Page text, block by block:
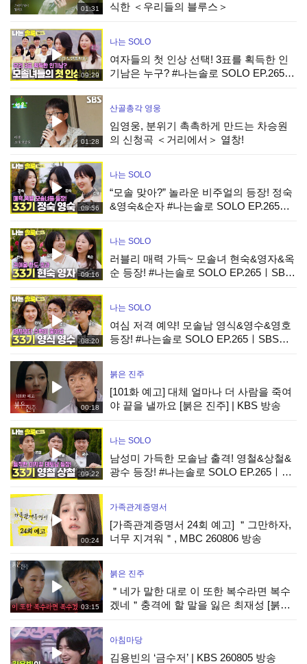
01:31
식한 ＜우리들의 블루스＞
09:29
나는 SOLO
여자들의 첫 인상 선택! 3표를 획득한 인
기남은 누구? #나는솔로 SOLO EP.265ㅣ
01:28
산골총각 영웅
임영웅, 분위기 촉촉하게 만드는 차승원
의 신청곡 ＜거리에서＞ 열창!
08:56
나는 SOLO
“모솔 맞아?” 놀라운 비주얼의 등장! 정숙
&영숙&순자 #나는솔로 SOLO EP.265ㅣ
09:16
나는 SOLO
러블리 매력 가득~ 모솔녀 현숙&영자&옥
순 등장! #나는솔로 SOLO EP.265ㅣSBS
08:20
나는 SOLO
여심 저격 예약! 모솔남 영식&영수&영호
등장! #나는솔로 SOLO EP.265ㅣSBS
00:18
붉은 진주
[101화 예고] 대체 얼마나 더 사람을 죽여
야 끝을 낼까요 [붉은 진주] | KBS 방송
09:22
나는 SOLO
남성미 가득한 모솔남 출격! 영철&상철&
광수 등장! #나는솔로 SOLO EP.265ㅣ
00:24
가족관계증명서
[가족관계증명서 24회 예고] ＂그만하자,
너무 지겨워＂, MBC 260806 방송
03:15
붉은 진주
＂네가 말한 대로 이 또한 복수라면 복수
겠네＂충격에 할 말을 잃은 최재성 [붉은
아침마당
김용빈의 ‘금수저’ | KBS 260805 방송